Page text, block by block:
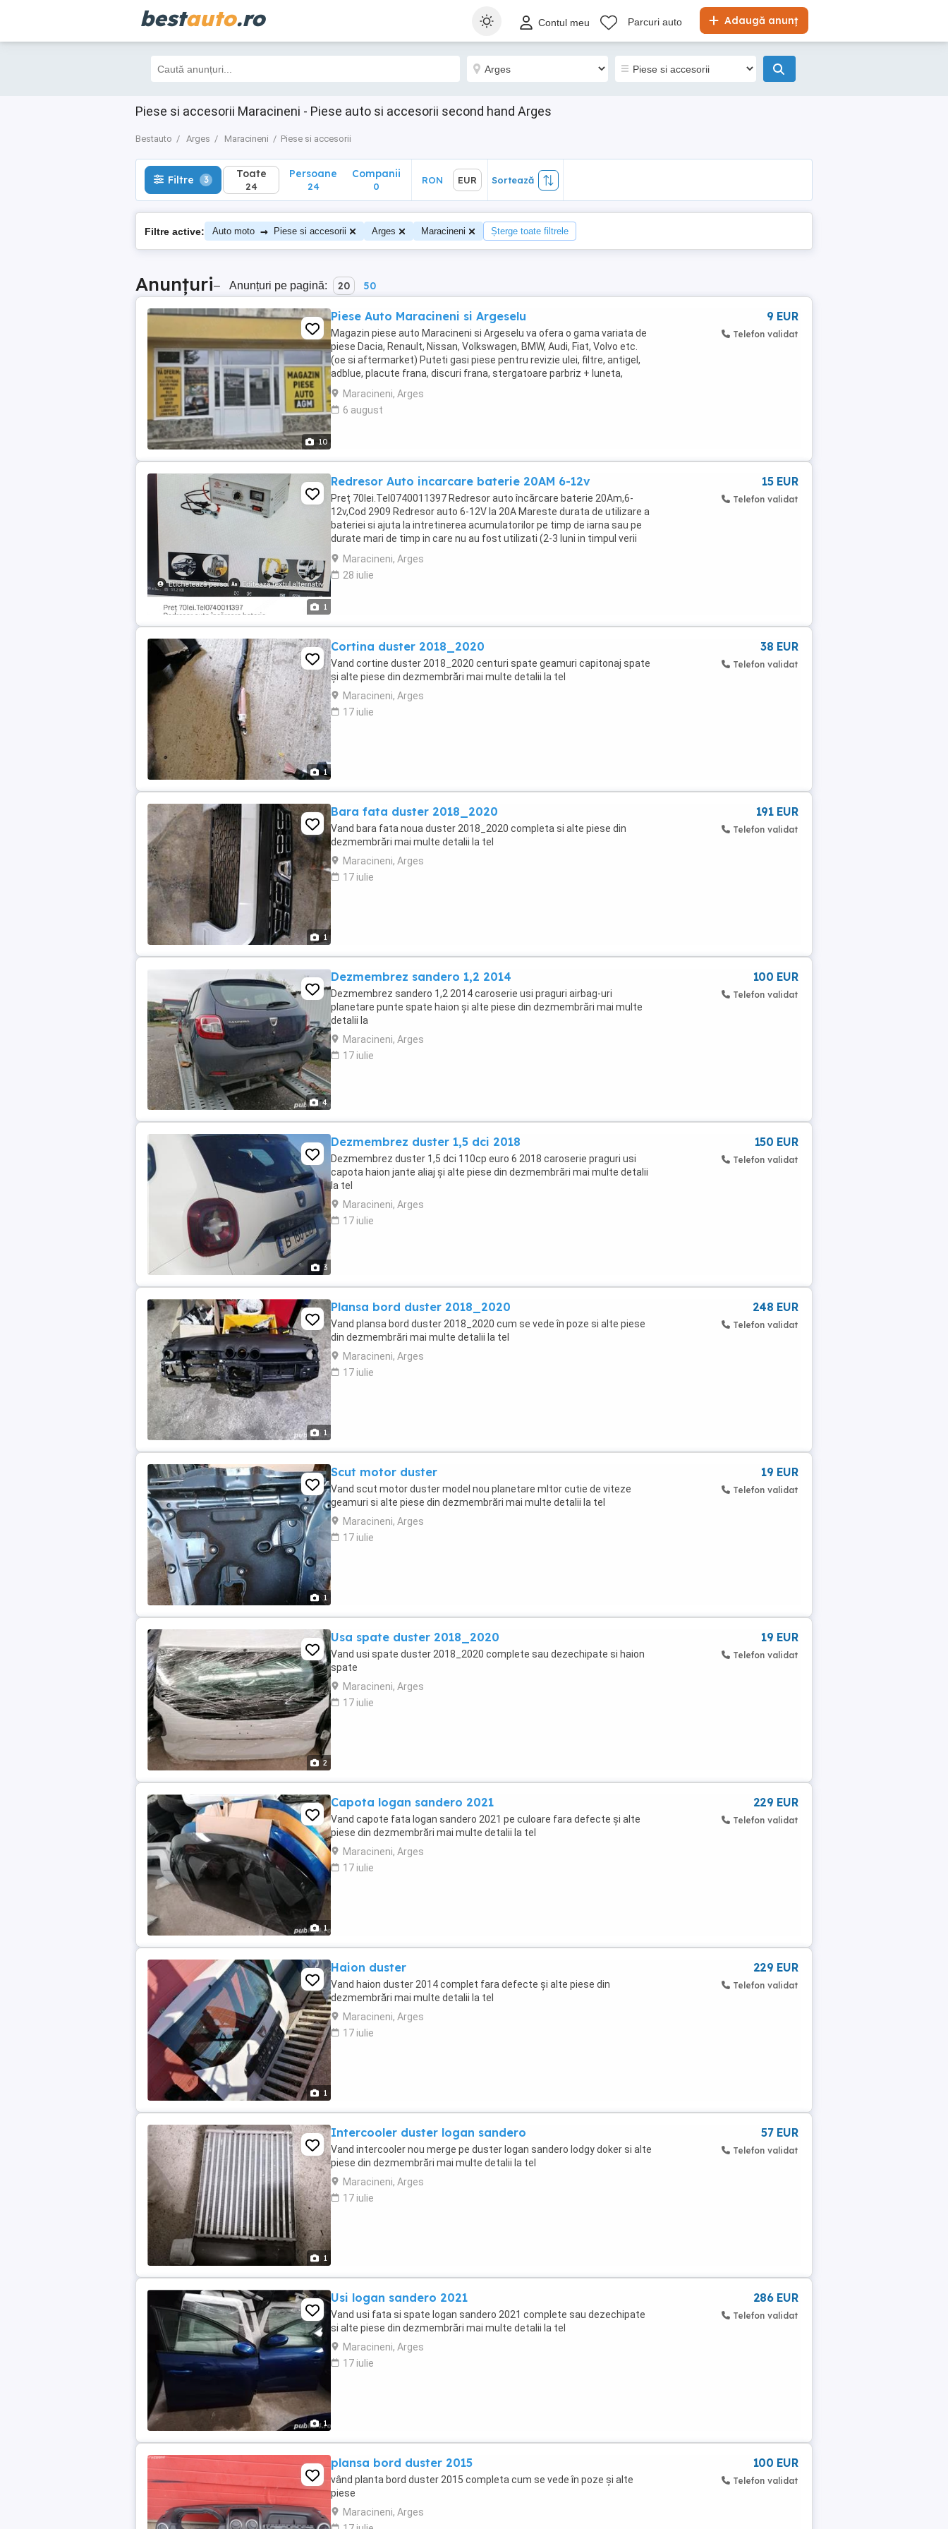
bestauto.ro Adaugă anunț
Contul meu Parcuri auto
Piese si accesorii Maracineni - Piese auto si accesorii second hand Arges
Bestauto Arges Maracineni Piese si accesorii
Filtre 3 Toate
24
Sortează
Filtre 3 Toate
24
Persoane
24
Companii
0
RON EUR Sortează
Filtre active: Auto moto → Piese si accesorii Arges Maracineni Șterge toate filtrele
Anunțuri– Anunțuri pe pagină: 20 50
10
Piese Auto Maracineni si Argeselu
Magazin piese auto Maracineni si Argeselu va ofera o gama variata de
piese Dacia, Renault, Nissan, Volkswagen, BMW, Audi, Fiat, Volvo etc.
(oe si aftermarket) Puteti gasi piese pentru revizie ulei, filtre, antigel,
adblue, placute frana, discuri frana, stergatoare parbriz + luneta,
curele distributie, ...
Maracineni, Arges
6 august
9 EUR
Telefon validat
1
Redresor Auto incarcare baterie 20AM 6-12v
Preț 70lei.Tel0740011397 Redresor auto încărcare baterie 20Am,6-
12v,Cod 2909 Redresor auto 6-12V la 20A Mareste durata de utilizare a
bateriei si ajuta la intretinerea acumulatorilor pe timp de iarna sau pe
durate mari de timp in care nu au fost utilizati (2-3 luni in timpul verii
sau o luna in timpul ...
Maracineni, Arges
28 iulie
15 EUR
Telefon validat
1
Cortina duster 2018_2020
Vand cortine duster 2018_2020 centuri spate geamuri capitonaj spate
și alte piese din dezmembrări mai multe detalii la tel
Maracineni, Arges
17 iulie
38 EUR
Telefon validat
1
Bara fata duster 2018_2020
Vand bara fata noua duster 2018_2020 completa si alte piese din
dezmembrări mai multe detalii la tel
Maracineni, Arges
17 iulie
191 EUR
Telefon validat
4
Dezmembrez sandero 1,2 2014
Dezmembrez sandero 1,2 2014 caroserie usi praguri airbag-uri
planetare punte spate haion și alte piese din dezmembrări mai multe
detalii la
Maracineni, Arges
17 iulie
100 EUR
Telefon validat
3
Dezmembrez duster 1,5 dci 2018
Dezmembrez duster 1,5 dci 110cp euro 6 2018 caroserie praguri usi
capota haion jante aliaj și alte piese din dezmembrări mai multe detalii
la tel
Maracineni, Arges
17 iulie
150 EUR
Telefon validat
1
Plansa bord duster 2018_2020
Vand plansa bord duster 2018_2020 cum se vede în poze si alte piese
din dezmembrări mai multe detalii la tel
Maracineni, Arges
17 iulie
248 EUR
Telefon validat
1
Scut motor duster
Vand scut motor duster model nou planetare mltor cutie de viteze
geamuri si alte piese din dezmembrări mai multe detalii la tel
Maracineni, Arges
17 iulie
19 EUR
Telefon validat
2
Usa spate duster 2018_2020
Vand usi spate duster 2018_2020 complete sau dezechipate si haion
spate
Maracineni, Arges
17 iulie
19 EUR
Telefon validat
1
Capota logan sandero 2021
Vand capote fata logan sandero 2021 pe culoare fara defecte și alte
piese din dezmembrări mai multe detalii la tel
Maracineni, Arges
17 iulie
229 EUR
Telefon validat
1
Haion duster
Vand haion duster 2014 complet fara defecte și alte piese din
dezmembrări mai multe detalii la tel
Maracineni, Arges
17 iulie
229 EUR
Telefon validat
1
Intercooler duster logan sandero
Vand intercooler nou merge pe duster logan sandero lodgy doker si alte
piese din dezmembrări mai multe detalii la tel
Maracineni, Arges
17 iulie
57 EUR
Telefon validat
1
Usi logan sandero 2021
Vand usi fata si spate logan sandero 2021 complete sau dezechipate
si alte piese din dezmembrări mai multe detalii la tel
Maracineni, Arges
17 iulie
286 EUR
Telefon validat
plansa bord duster 2015
vând planta bord duster 2015 completa cum se vede în poze și alte
piese
Maracineni, Arges
100 EUR
Telefon validat